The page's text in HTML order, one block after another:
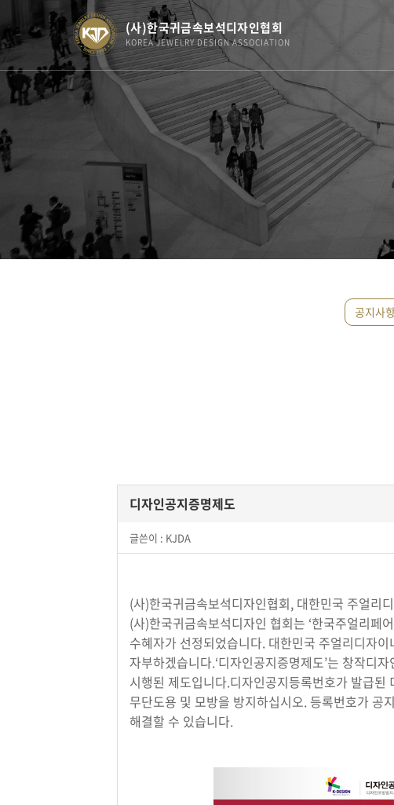
(사)한국귀금속보석디자인협회
KOREA JEWELRY DESIGN ASSOCIATION
공지사
디자인공지증명제도
글쓴이 : KJDA
(사)한국귀금속보석디자인협회, 대한민국 주얼리
(사)한국귀금속보석디자인 협회는 ‘한국주얼리페
수혜자가 선정되었습니다. 대한민국 주얼리디자
자부하겠습니다.‘디자인공지증명제도’는 창작디
시행된 제도입니다.디자인공지등록번호가 발급
무단도용 및 모방을 방지하십시오. 등록번호가 공
해결할 수 있습니다.